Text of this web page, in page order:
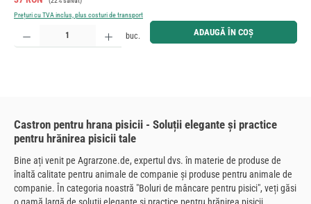
Prețuri cu TVA inclus, plus costuri de transport
Cantitate produs: Introduceți cantitatea dorită sau utilizați butoanele pentru a mări sau micșora
buc. ADAUGĂ ÎN COȘ
Castron pentru hrana pisicii - Soluții elegante și practice
pentru hrănirea pisicii tale
Bine ați venit pe Agrarzone.de, expertul dvs. în materie de produse de
înaltă calitate pentru animale de companie și produse pentru animale de
companie. În categoria noastră "Boluri de mâncare pentru pisici", veți găsi